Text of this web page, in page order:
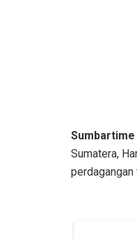
Sumbartime
Sumatera,